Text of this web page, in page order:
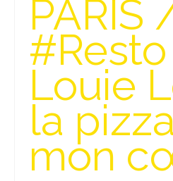
Isla del Sol
Lac Titicaca
Salar d’Uyuni
Sucre
Chili
Paraguay
PARIS
#Resto
Louie
la
mon